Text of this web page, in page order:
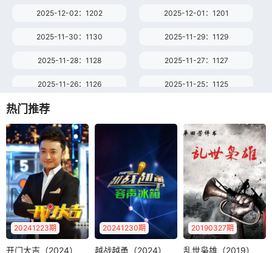
2025-12-02：1202 2025-12-01：1201
2025-11-30：1130 2025-11-29：1129
2025-11-28：1128 2025-11-27：1127
2025-11-26：1126 2025-11-25：1125
2025-11-24：1124
2025-11-22：1122 2025-11-21：1121
2025-11-20：1120 2025-11-19：1119
2025-11-18：1118 2025-11-17：1117
2025-11-16：1116 2025-11-15：1115
2025-11-14：1114 2025-11-13：1113
2025-11-12：1112 2025-11-11：1111
热门推荐
20241223期
开门大吉（2024）
20241230期
越战越勇（2024）
20190327期
乱世枭雄（2019）